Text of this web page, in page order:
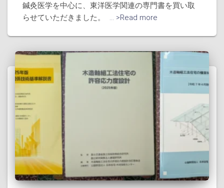
鍼灸医学を中心に、東洋医学関連の専門書を買い取
らせていただきました。
... >Read more